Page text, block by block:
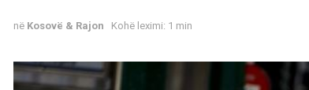
në Kosovë & Rajon Kohë leximi: 1 min